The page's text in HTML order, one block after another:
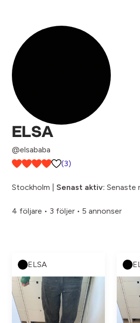
ELSA
@elsababa
(3)
Stockholm | Senast aktiv: Senaste
4 följare • 3 följer • 5 annonser
ELSA